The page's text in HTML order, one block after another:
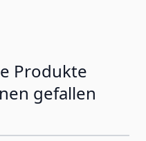
Produkte
gefallen